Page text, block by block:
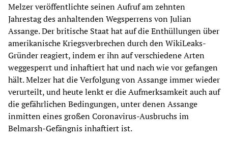
Melzer veröffentlichte seinen Aufruf am zehnten
Jahrestag des anhaltenden Wegsperrens von Julian
Assange. Der britische Staat hat auf die Enthüllungen über
amerikanische Kriegsverbrechen durch den WikiLeaks-
Gründer reagiert, indem er ihn auf verschiedene Arten
weggesperrt und inhaftiert hat und nach wie vor gefangen
hält. Melzer hat die Verfolgung von Assange immer wieder
verurteilt, und heute lenkt er die Aufmerksamkeit auch auf
die gefährlichen Bedingungen, unter denen Assange
inmitten eines großen Coronavirus-Ausbruchs im
Belmarsh-Gefängnis inhaftiert ist.